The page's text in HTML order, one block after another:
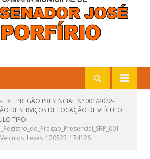
»
PREGÃO PRESENCIAL Nº 001/2022-
DE SERVIÇOS DE LOCAÇÃO DE VEÍCULO
TIPO